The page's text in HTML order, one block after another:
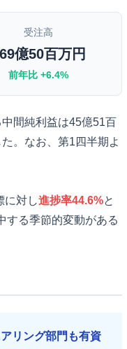
受注高
億50百万円
前年比 +6.4%
間純利益は45億51百
た。なお、第1四半期よ
に対し進捗率44.6%と
する季節的変動がある
リング部門も有資